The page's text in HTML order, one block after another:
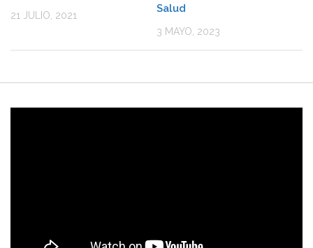
21 JULIO, 2021
Salud
3 MAYO, 2023